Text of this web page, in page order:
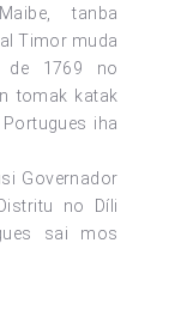
tanba
Timor muda
1769 no
tomak katak
iha
Governador
no Díli
sai mos